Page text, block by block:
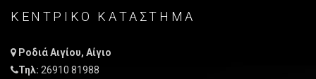
ΚΕΝΤΡΙΚO ΚΑΤAΣΤΗΜΑ
Ροδιά Αιγίου, Αίγιο
Τηλ: 26910 81988